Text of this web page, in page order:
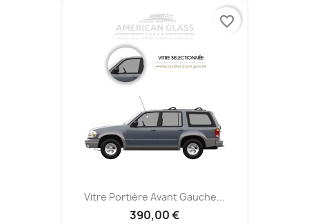
Vitre Portière Avant Gauche...
390,00 €
favorite_border